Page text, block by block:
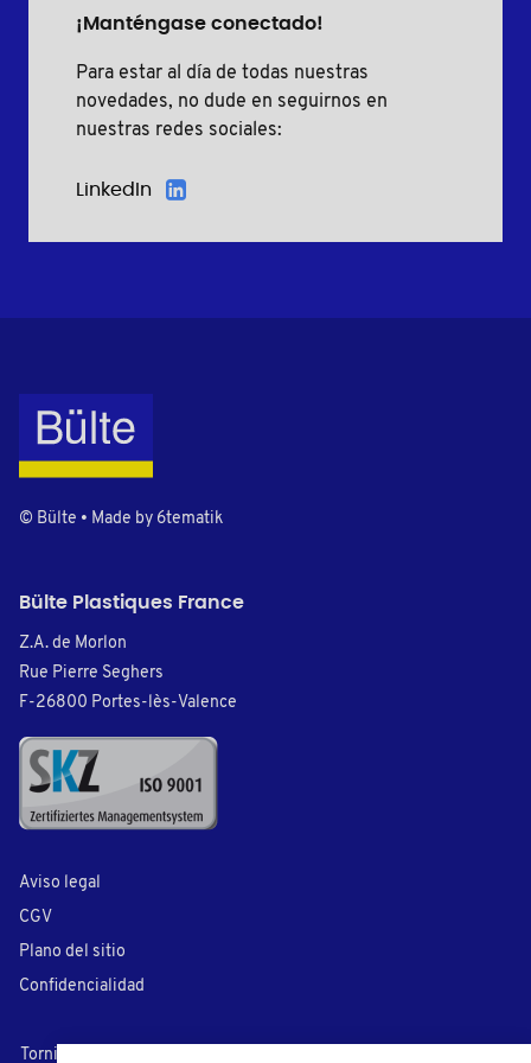
¡Manténgase conectado!
Para estar al día de todas nuestras
novedades, no dude en seguirnos en
nuestras redes sociales:
LinkedIn
© Bülte • Made by 6tematik
Bülte Plastiques France
Z.A. de Morlon
Rue Pierre Seghers
F-26800 Portes-lès-Valence
Aviso legal
CGV
Plano del sitio
Confidencialidad
Tornillos plásticos